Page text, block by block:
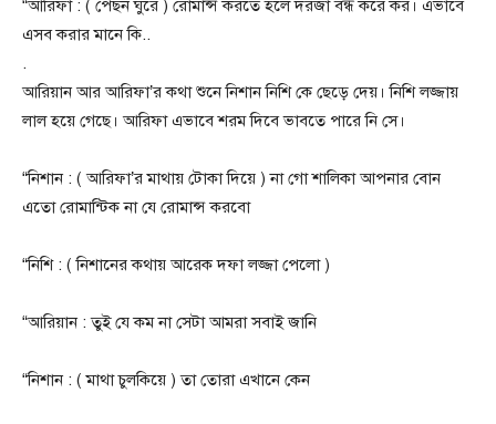
“আরিফা : ( পেছন ঘুরে ) রোমান্স করতে হলে দরজা বন্ধ করে কর। এভাবে
এসব করার মানে কি..
.
আরিয়ান আর আরিফা’র কথা শুনে নিশান নিশি কে ছেড়ে দেয়। নিশি লজ্জায়
লাল হয়ে গেছে। আরিফা এভাবে শরম দিবে ভাবতে পারে নি সে।
“নিশান : ( আরিফা’র মাথায় টোকা দিয়ে ) না গো শালিকা আপনার বোন
এতো রোমান্টিক না যে রোমান্স করবো
“নিশি : ( নিশানের কথায় আরেক দফা লজ্জা পেলো )
“আরিয়ান : তুই যে কম না সেটা আমরা সবাই জানি
“নিশান : ( মাথা চুলকিয়ে ) তা তোরা এখানে কেন